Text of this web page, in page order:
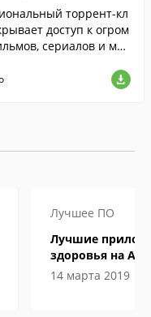
торрент-кл
доступ к огром
сериалов и муз
Лучшее ПО
Лучшие
здоровья на
14 марта 2019